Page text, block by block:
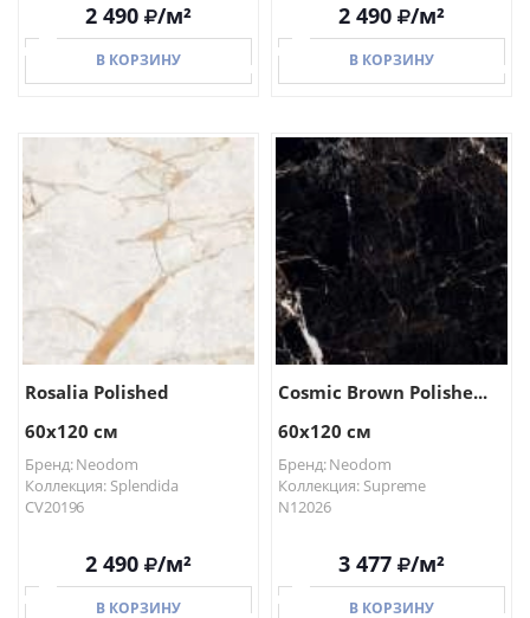
2 490 /м²
В КОРЗИНУ
В КОРЗИНУ
2 490 /м²
В КОРЗИНУ
В КОРЗИНУ
Rosalia Polished
60x120 см
Бренд: Neodom
Коллекция: Splendida
CV20196
2 490 /м²
В КОРЗИНУ
Cosmic Brown Polishe...
60x120 см
Бренд: Neodom
Коллекция: Supreme
N12026
3 477 /м²
В КОРЗИНУ